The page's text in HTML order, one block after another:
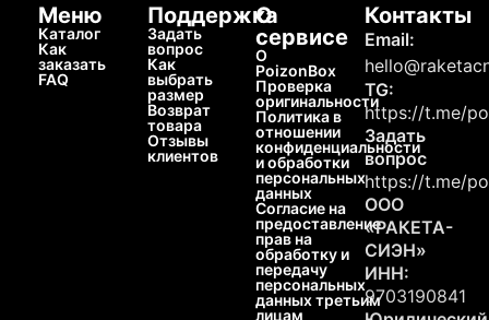
Меню
Каталог
Как
заказать
FAQ
Поддержка
Задать
вопрос
Как
выбрать
размер
Возврат
товара
Отзывы
клиентов
О
сервисе
О
PoizonBox
Проверка
оригинальности
Политика в
отношении
конфиденциальности
и обработки
персональных
данных
Согласие на
предоставление
прав на
обработку и
передачу
персональных
данных третьим
лицам
Контакты
Email:
TG:
https://t.me/
Задать
вопрос
https://t.me/
ООО
«РАКЕТА-
СИЭН»
ИНН:
9703190841